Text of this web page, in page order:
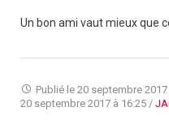
Un bon ami vaut mieux que
Publié le 20 septembre 2017
20 septembre 2017 à 16:25 /